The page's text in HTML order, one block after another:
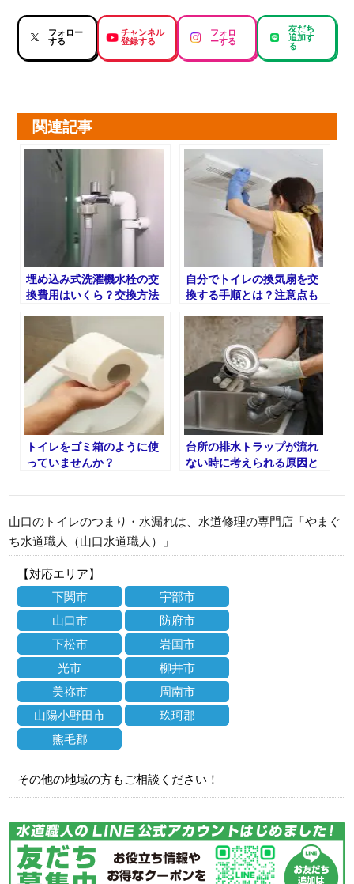
フォロー
する
チャンネル
登録する
フォロ
ーする
友だち
追加す
る
関連記事
埋め込み式洗濯機水栓の交
換費用はいくら？交換方法
自分でトイレの換気扇を交
換する手順とは？注意点も
トイレをゴミ箱のように使
っていませんか？
台所の排水トラップが流れ
ない時に考えられる原因と
山口のトイレのつまり・水漏れは、水道修理の専門店「やまぐ
ち水道職人（山口水道職人）」
【対応エリア】
下関市
宇部市
山口市
防府市
下松市
岩国市
光市
柳井市
美祢市
周南市
山陽小野田市
玖珂郡
熊毛郡
その他の地域の方もご相談ください！